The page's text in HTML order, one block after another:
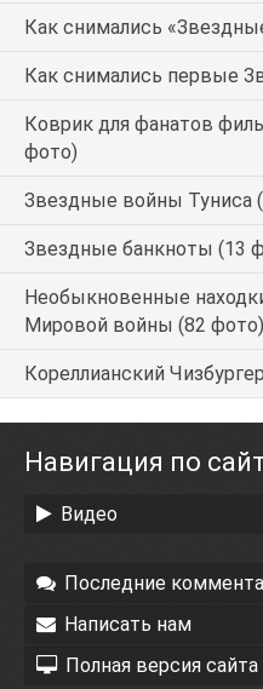
Как снимались
Как снимались первые
Коврик для фанатов
фото)
Звездные войны Туниса
Звездные банкноты (13
Необыкновенные
Мировой войны (82 фото)
Кореллианский Чизбургер
Навигация по
Видео
Последние
Написать нам
Полная версия сайта